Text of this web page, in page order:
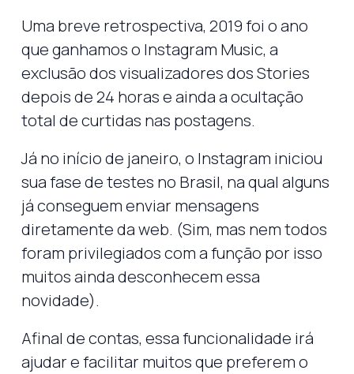
Uma breve retrospectiva, 2019 foi o ano
que ganhamos o Instagram Music, a
exclusão dos visualizadores dos Stories
depois de 24 horas e ainda a ocultação
total de curtidas nas postagens.
Já no início de janeiro, o Instagram iniciou
sua fase de testes no Brasil, na qual alguns
já conseguem enviar mensagens
diretamente da web. (Sim, mas nem todos
foram privilegiados com a função por isso
muitos ainda desconhecem essa
novidade).
Afinal de contas, essa funcionalidade irá
ajudar e facilitar muitos que preferem o